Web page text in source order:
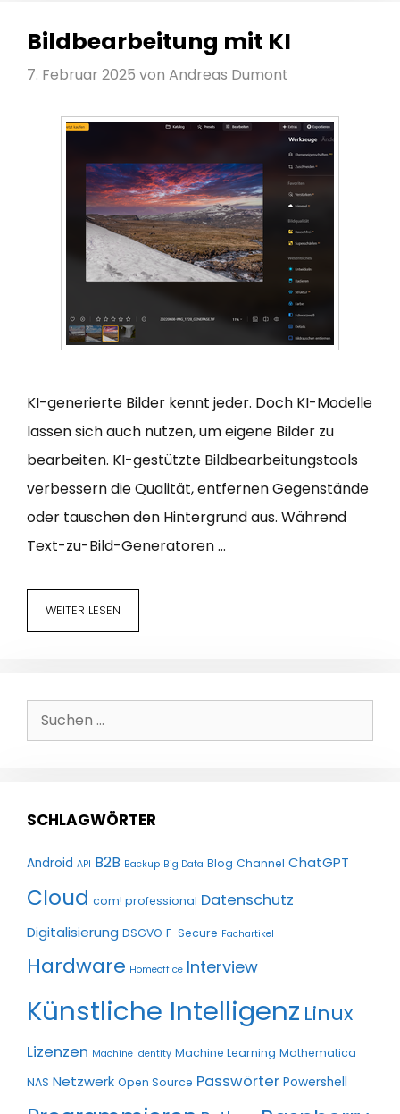
Bildbearbeitung mit KI
7. Februar 2025 von Andreas Dumont
KI-generierte Bilder kennt jeder. Doch KI-Modelle
lassen sich auch nutzen, um eigene Bilder zu
bearbeiten. KI-gestützte Bildbearbeitungstools
verbessern die Qualität, entfernen Gegenstände
oder tauschen den Hintergrund aus. Während
Text-zu-Bild-Generatoren …
WEITER LESEN
Suchen
nach:
SCHLAGWÖRTER
Android API B2B Backup Big Data Blog Channel ChatGPT
Cloud com! professional Datenschutz
Digitalisierung DSGVO F-Secure Fachartikel
Hardware Homeoffice Interview
Künstliche Intelligenz Linux
Lizenzen Machine Identity Machine Learning Mathematica
NAS Netzwerk Open Source Passwörter Powershell